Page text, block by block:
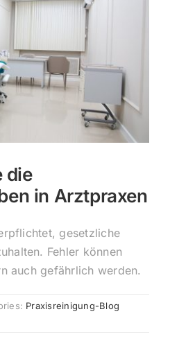
die
in Arztpraxen
gesetzliche
Fehler können
auch gefährlich werden.
Praxisreinigung-Blog